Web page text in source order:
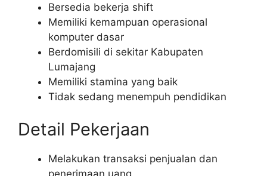
Bersedia bekerja shift
Memiliki kemampuan operasional
komputer dasar
Berdomisili di sekitar Kabupaten
Lumajang
Memiliki stamina yang baik
Tidak sedang menempuh pendidikan
Detail Pekerjaan
Melakukan transaksi penjualan dan